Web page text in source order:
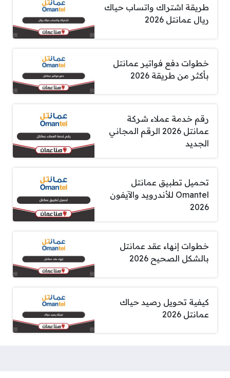
طريقة اشتراك واتساب حياك
ريال عمانتل 2026
خطوات دفع فواتير عمانتل
بأكثر من طريقة 2026
رقم خدمة عملاء شركة
عمانتل 2026 الرقم المجاني
الجديد
تحميل تطبيق عمانتل
Omantel للأندرويد والآيفون
2026
خطوات إنهاء عقد عمانتل
بالشكل الصحيح 2026
كيفية تحويل رصيد حياك
عمانتل 2026